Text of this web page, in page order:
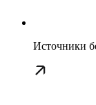
Источники